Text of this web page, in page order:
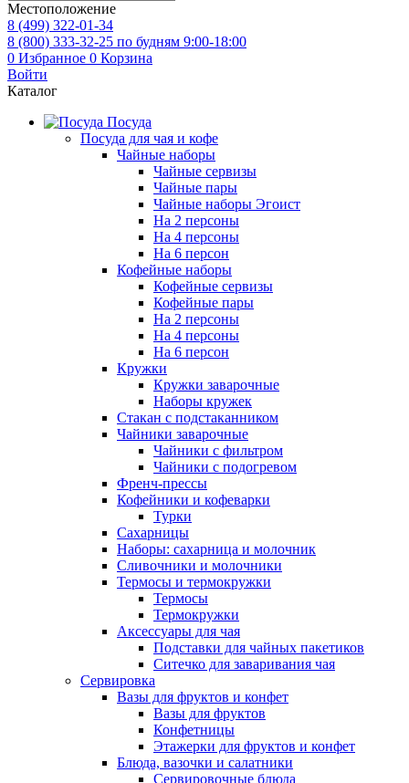
Местоположение
8 (499) 322-01-34
8 (800) 333-32-25 по будням 9:00-18:00
0 Избранное 0 Корзина
Войти
Каталог
Посуда
Посуда для чая и кофе
Чайные наборы
Чайные сервизы
Чайные пары
Чайные наборы Эгоист
На 2 персоны
На 4 персоны
На 6 персон
Кофейные наборы
Кофейные сервизы
Кофейные пары
На 2 персоны
На 4 персоны
На 6 персон
Кружки
Кружки заварочные
Наборы кружек
Стакан с подстаканником
Чайники заварочные
Чайники с фильтром
Чайники с подогревом
Френч-прессы
Кофейники и кофеварки
Турки
Сахарницы
Наборы: сахарница и молочник
Сливочники и молочники
Термосы и термокружки
Термосы
Термокружки
Аксессуары для чая
Подставки для чайных пакетиков
Ситечко для заваривания чая
Сервировка
Вазы для фруктов и конфет
Вазы для фруктов
Конфетницы
Этажерки для фруктов и конфет
Блюда, вазочки и салатники
Сервировочные блюда